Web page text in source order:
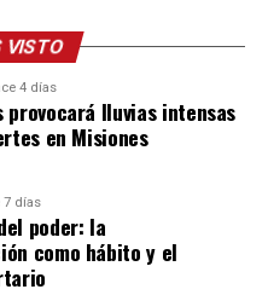
entre otros factores, que “el
resulta muy difícil porque
mucha paciencia y saber
VISTO
4 días
provocará lluvias intensas
en Misiones
7 días
poder: la
como hábito y el